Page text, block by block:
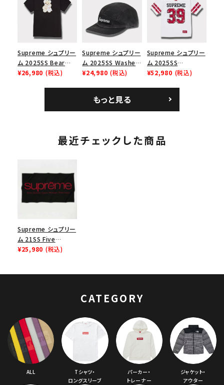
スロゴTシャツ ホワ
イト 白
ューズ ホワイト
ックスロゴニューエラ
キャップ ブラック 黒
Supreme シュプリー
ム 2025SS Bear
Tee ベア Tシャツ ブ
¥26,980 (税込)
Supreme シュプリー
ム 2025SS Washed
Chino Twill Camp
ブラック 黒
¥24,980 (税込)
Supreme シュプリー
ム 2025SS
Bandana Football
¥52,980 (税込)
もっと見る
最近チェックした商品
Supreme シュプリー
ム 21SS Five
Boroughs Towel
¥25,980 (税込)
CATEGORY
ALL
Tシャツ・
ロングスリーブ
パーカー・
トレーナー
ジャケット・
アウター